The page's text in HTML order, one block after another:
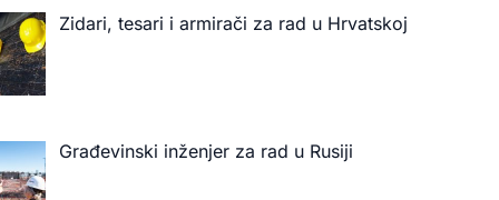
Zidari, tesari i armirači za rad u Hrvatskoj
Građevinski inženjer za rad u Rusiji